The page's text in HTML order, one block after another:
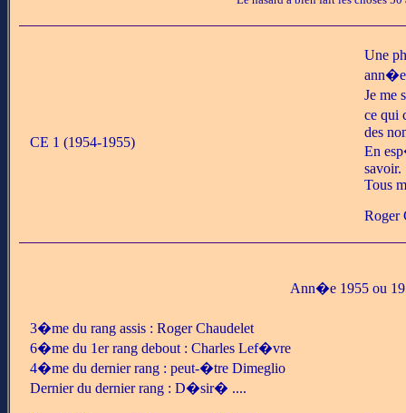
CE 1 (1954-1955)
Une
ann�e
Je me
ce qui
des
En
savoir.
Tous
Roger
Ann�e 1955 ou
3�me du rang assis : Roger Chaudelet
6�me du 1er rang debout : Charles Lef�vre
4�me du dernier rang : peut-�tre Dimeglio
Dernier du dernier rang : D�sir� ....